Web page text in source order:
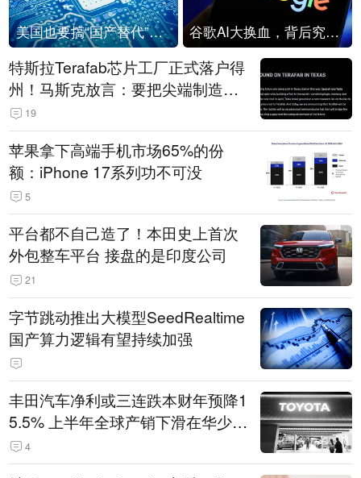
美国也要搞“国产替代”？先算清三笔账 谷歌AI大换血，背后究竟发生了什么？
特斯拉Terafab芯片工厂正式落户得
州！马斯克放言：要把尖端制造带
回美国
19
苹果拿下高端手机市场65%的份
额：iPhone 17系列功不可没
5
平台都不自己造了！本田史上首次
外包整车平台 接盘的是印度公司
21
字节跳动推出大模型SeedRealtime
国产算力逻辑有望持续加强
丰田汽车净利或三连跌本财年预降1
5.5% 上半年全球产销下滑在华少卖
14.3万辆
4